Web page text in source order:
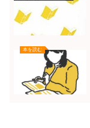
本を読む